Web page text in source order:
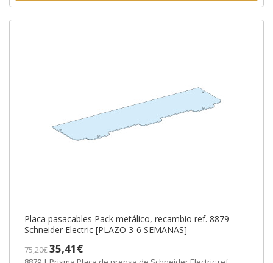
Placa pasacables Pack metálico, recambio ref. 8879
Schneider Electric [PLAZO 3-6 SEMANAS]
75,20€35,41€